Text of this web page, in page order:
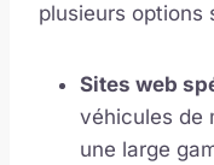
plusieurs options
Sites web
véhicules de
une large